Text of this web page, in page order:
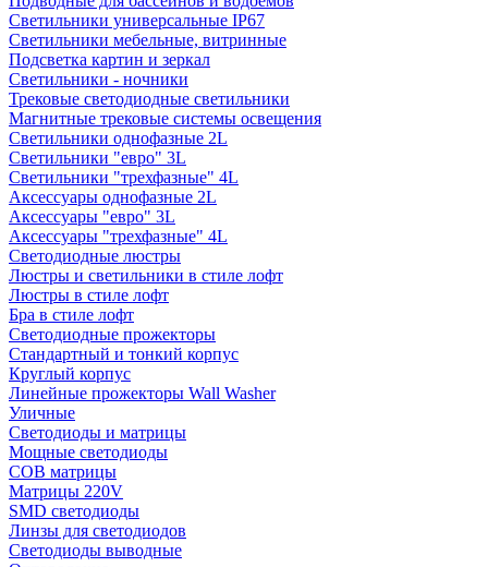
Светильники универсальные IP67
Светильники мебельные, витринные
Подсветка картин и зеркал
Светильники - ночники
Трековые светодиодные светильники
Магнитные трековые системы освещения
Светильники однофазные 2L
Светильники "евро" 3L
Светильники "трехфазные" 4L
Аксессуары однофазные 2L
Аксессуары "евро" 3L
Аксессуары "трехфазные" 4L
Светодиодные люстры
Люстры и светильники в стиле лофт
Люстры в стиле лофт
Бра в стиле лофт
Светодиодные прожекторы
Стандартный и тонкий корпус
Круглый корпус
Линейные прожекторы Wall Washer
Уличные
Светодиоды и матрицы
Мощные светодиоды
COB матрицы
Матрицы 220V
SMD светодиоды
Линзы для светодиодов
Светодиоды выводные